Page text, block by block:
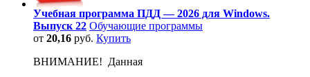
Учебная программа ПДД — 2026 для Windows.
Выпуск 22 Обучающие программы
от 20,16 руб. Купить
ВНИМАНИЕ! Данная